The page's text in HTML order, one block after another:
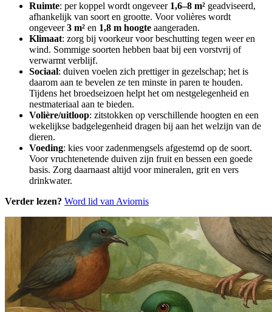
Ruimte: per koppel wordt ongeveer 1,6–8 m² geadviseerd,
afhankelijk van soort en grootte. Voor volières wordt
ongeveer3 m² en 1,8 m hoogte aangeraden.
Klimaat: zorg bij voorkeur voor beschutting tegen weer en
wind. Sommige soorten hebben baat bij een vorstvrij of
verwarmt verblijf.
Sociaal: duiven voelen zich prettiger in gezelschap; het is
daarom aan te bevelen ze ten minste in paren te houden.
Tijdens het broedseizoen helpt het om nestgelegenheid en
nestmateriaal aan te bieden.
Volière/uitloop: zitstokken op verschillende hoogten en een
wekelijkse badgelegenheid dragen bij aan het welzijn van de
dieren.
Voeding: kies voor zadenmengsels afgestemd op de soort.
Voor vruchtenetende duiven zijn fruit en bessen een goede
basis. Zorg daarnaast altijd voor mineralen, grit en vers
drinkwater.
Verder lezen? Word lid van Aviornis